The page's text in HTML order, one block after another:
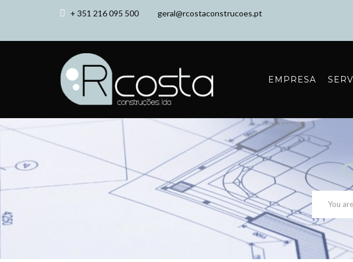
+ 351 216 095 500 geral@rcostaconstrucoes.pt
EMPRESA